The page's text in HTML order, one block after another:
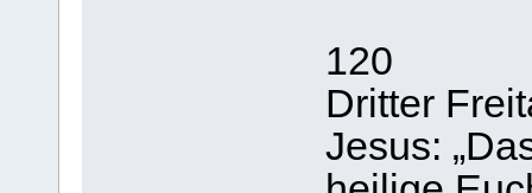
120
Dritter
Jesus: